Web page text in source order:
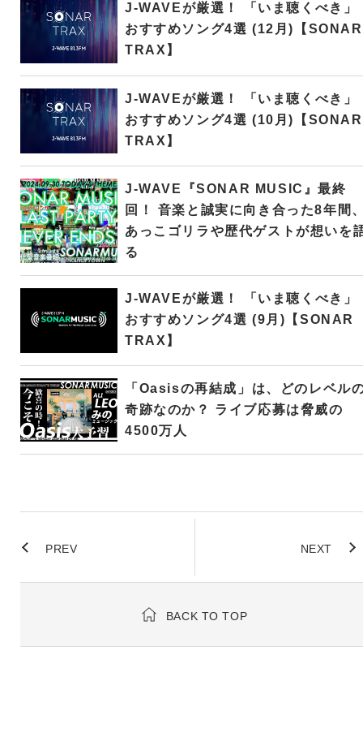
J-WAVEが厳選！ 「いま聴くべき」
おすすめソング4選 (12月)【SONAR
TRAX】
J-WAVEが厳選！ 「いま聴くべき」
おすすめソング4選 (10月)【SONAR
TRAX】
J-WAVE『SONAR MUSIC』最終
回！ 音楽と誠実に向き合った8年間
あっこゴリラや歴代ゲストが想いを
る
J-WAVEが厳選！ 「いま聴くべき」
おすすめソング4選 (9月)【SONAR
TRAX】
「Oasisの再結成」は、どのレベル
奇跡なのか？ ライブ応募は脅威の
4500万人
PREV NEXT
BACK TO TOP